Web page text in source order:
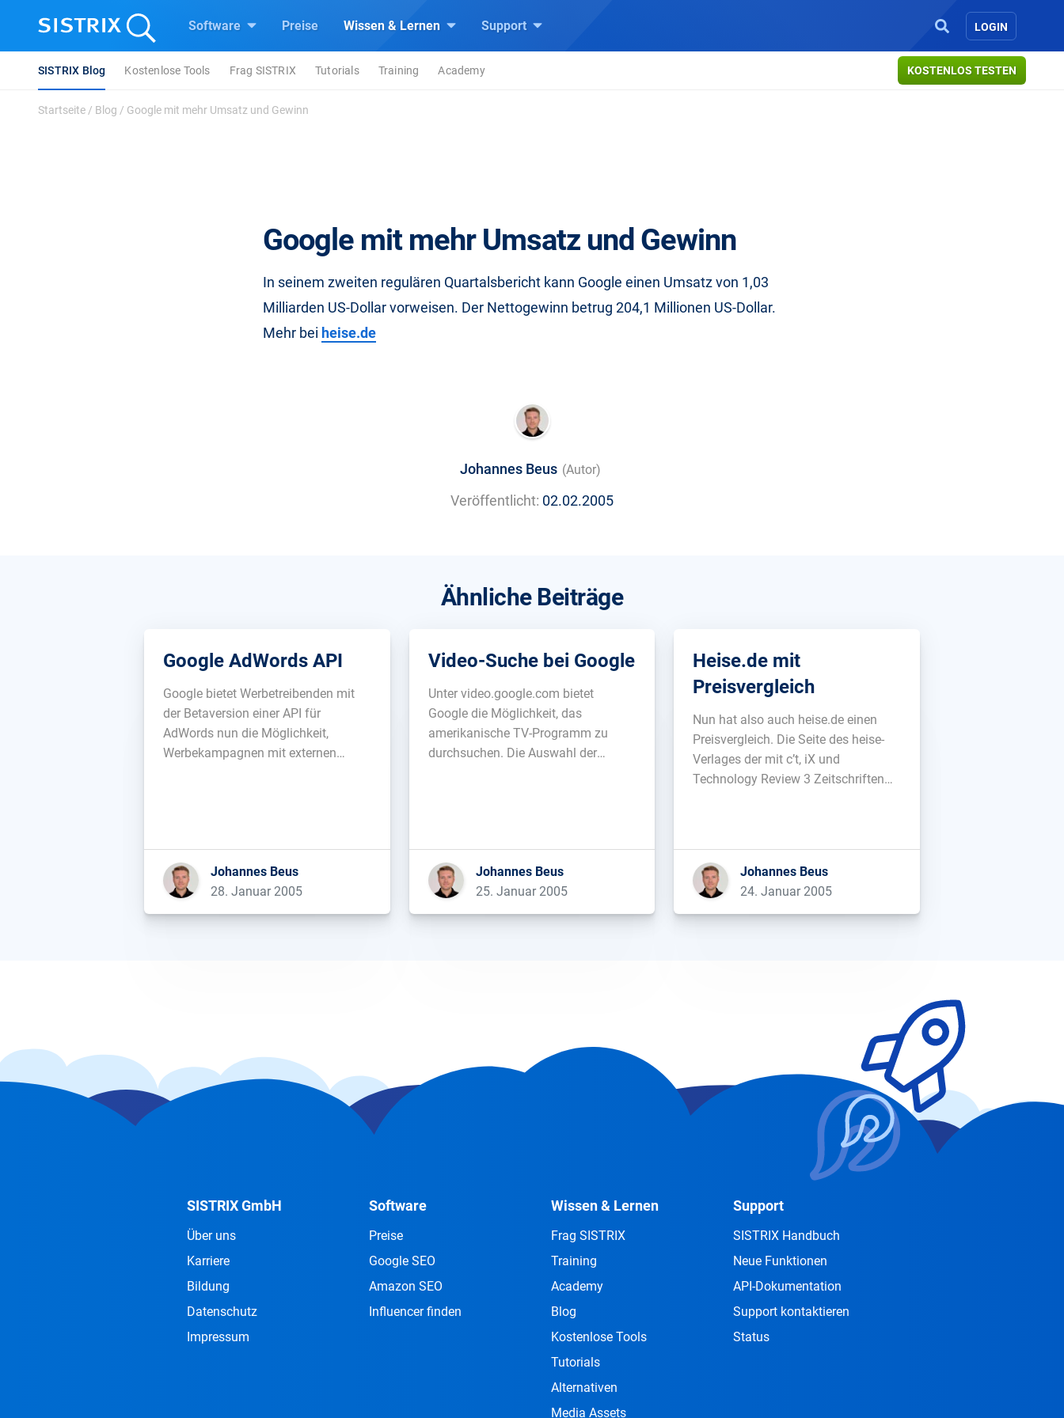
Software Preise Wissen & Lernen Support LOGIN
KOSTENLOS TESTEN
SISTRIX Blog Kostenlose Tools Frag SISTRIX Tutorials Training Academy
Startseite / Blog / Google mit mehr Umsatz und Gewinn
Google mit mehr Umsatz und Gewinn
In seinem zweiten regulären Quartalsbericht kann Google einen Umsatz von 1,03
Milliarden US-Dollar vorweisen. Der Nettogewinn betrug 204,1 Millionen US-Dollar.
Mehr bei heise.de
Johannes Beus (Autor)
Veröffentlicht: 02.02.2005
Ähnliche Beiträge
Google AdWords API
Google bietet Werbetreibenden mit
der Betaversion einer API für
AdWords nun die Möglichkeit,
Werbekampagnen mit externen
Johannes Beus
28. Januar 2005
Video-Suche bei Google
Unter video.google.com bietet
Google die Möglichkeit, das
amerikanische TV-Programm zu
durchsuchen. Die Auswahl der
die kommenden Funktionen zu....
Johannes Beus
25. Januar 2005
Heise.de mit
Preisvergleich
Nun hat also auch heise.de einen
Preisvergleich. Die Seite des heise-
Verlages der mit c’t, iX und
Technology Review 3 Zeitschriften
heise werden Preise von rund 100
Händler verglichen. Durch die hohe
Linkpopularität, die heise.de seit […]...
Johannes Beus
24. Januar 2005
SISTRIX GmbH
Über uns
Karriere
Bildung
Datenschutz
Impressum
Software
Preise
Google SEO
Amazon SEO
Influencer finden
Wissen & Lernen
Frag SISTRIX
Training
Academy
Blog
Kostenlose Tools
Tutorials
Alternativen
Media Assets
Support
SISTRIX Handbuch
Neue Funktionen
API-Dokumentation
Support kontaktieren
Status